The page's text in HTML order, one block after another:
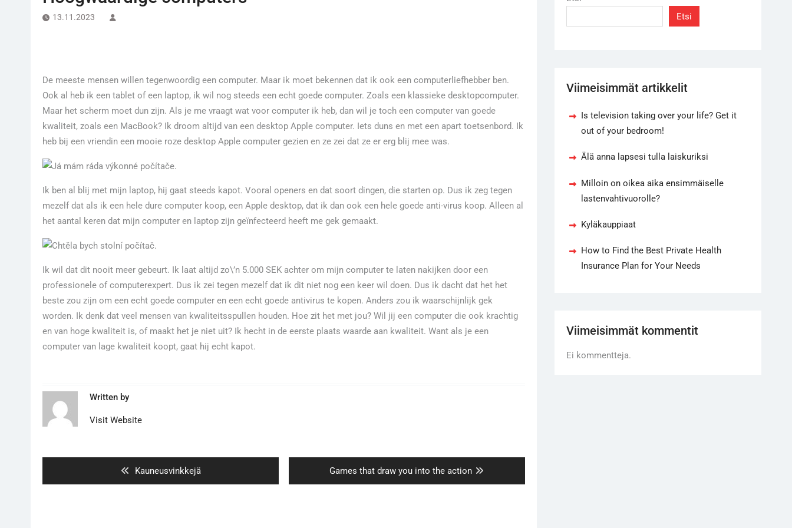
13.11.2023
De meeste mensen willen tegenwoordig een computer. Maar ik moet bekennen dat ik ook een computerliefhebber ben.
Ook al heb ik een tablet of een laptop, ik wil nog steeds een echt goede computer. Zoals een klassieke desktopcomputer.
Maar het scherm moet dun zijn. Als je me vraagt wat voor computer ik heb, dan wil je toch een computer van goede
kwaliteit, zoals een MacBook? Ik droom altijd van een desktop Apple computer. Iets duns en met een apart toetsenbord. Ik
heb bij een vriendin een mooie roze desktop Apple computer gezien en ze zei dat ze er erg blij mee was.
Ik ben al blij met mijn laptop, hij gaat steeds kapot. Vooral openers en dat soort dingen, die starten op. Dus ik zeg tegen
mezelf dat als ik een hele dure computer koop, een Apple desktop, dat ik dan ook een hele goede anti-virus koop. Alleen al
het aantal keren dat mijn computer en laptop zijn geïnfecteerd heeft me gek gemaakt.
Ik wil dat dit nooit meer gebeurt. Ik laat altijd zo\’n 5.000 SEK achter om mijn computer te laten nakijken door een
professionele of computerexpert. Dus ik zei tegen mezelf dat ik dit niet nog een keer wil doen. Dus ik dacht dat het het
beste zou zijn om een echt goede computer en een echt goede antivirus te kopen. Anders zou ik waarschijnlijk gek
worden. Ik denk dat veel mensen van kwaliteitsspullen houden. Hoe zit het met jou? Wil jij een computer die ook krachtig
en van hoge kwaliteit is, of maakt het je niet uit? Ik hecht in de eerste plaats waarde aan kwaliteit. Want als je een
computer van lage kwaliteit koopt, gaat hij echt kapot.
Written by
Visit Website
Previous
post:
Kauneusvinkkejä
Next
post:
Games that draw you into the action
Etsi
Viimeisimmät artikkelit
Is television taking over your life? Get it
out of your bedroom!
Älä anna lapsesi tulla laiskuriksi
Milloin on oikea aika ensimmäiselle
lastenvahtivuorolle?
Kyläkauppiaat
How to Find the Best Private Health
Insurance Plan for Your Needs
Viimeisimmät kommentit
Ei kommentteja.